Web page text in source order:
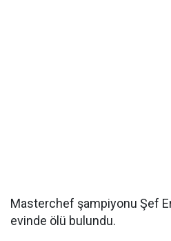
Masterchef şampiyonu Şef
evinde ölü bulundu.